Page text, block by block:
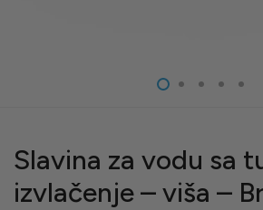
Slavina za vodu sa
izvlačenje – viša –